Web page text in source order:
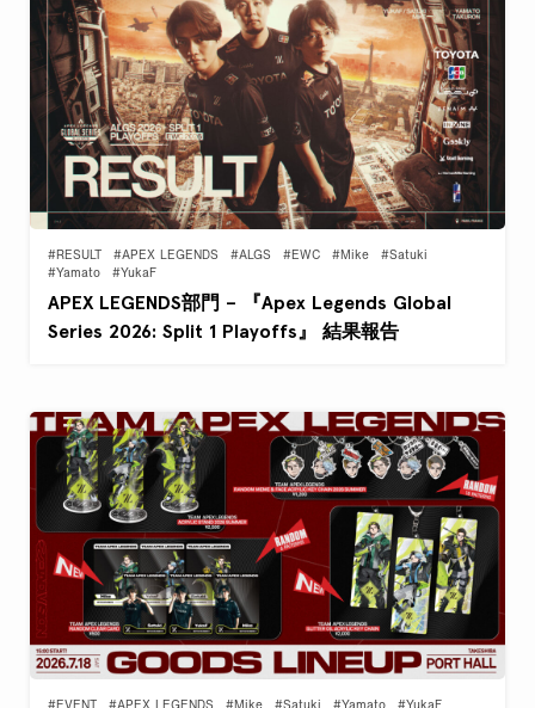
#RESULT #APEX LEGENDS #ALGS #EWC #Mike
#Satuki
#Yamato
#YukaF
APEX LEGENDS部門 – 『Apex Legends Global
Series 2026: Split 1 Playoffs』 結果報告